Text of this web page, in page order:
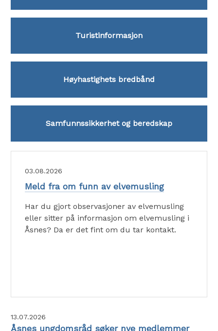
Turistinformasjon
Høyhastighets bredbånd
Samfunnssikkerhet og beredskap
AKTUELT
03.08.2026
Meld fra om funn av elvemusling
Har du gjort observasjoner av elvemusling
eller sitter på informasjon om elvemusling i
Åsnes? Da er det fint om du tar kontakt.
13.07.2026
Åsnes ungdomsråd søker nye medlemmer